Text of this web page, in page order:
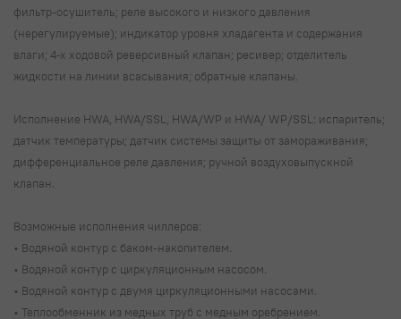
фильтр-осушитель; реле высокого и низкого давления
(нерегулируемые); индикатор уровня хладагента и содержания
влаги; 4-х ходовой реверсивный клапан; ресивер; отделитель
жидкости на линии всасывания; обратные клапаны.
Исполнение HWA, HWA/SSL, HWA/WP и HWA/ WP/SSL: испаритель;
датчик температуры; датчик системы защиты от замораживания;
дифференциальное реле давления; ручной воздуховыпускной
клапан.
Возможные исполнения чиллеров:
• Водяной контур с баком-накопителем.
• Водяной контур с циркуляционным насосом.
• Водяной контур с двумя циркуляционными насосами.
• Теплообменник из медных труб с медным оребрением.